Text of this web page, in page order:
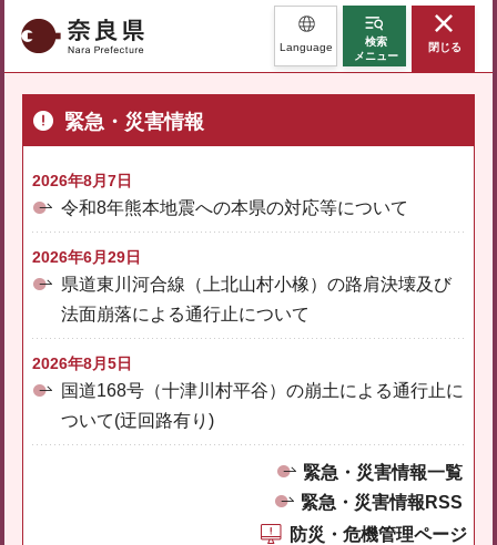
奈良県 Language
検索
メニュー
閉じる
緊急・災害情報
2026年8月7日
令和8年熊本地震への本県の対応等について
2026年6月29日
県道東川河合線（上北山村小橡）の路肩決壊及び
法面崩落による通行止について
2026年8月5日
国道168号（十津川村平谷）の崩土による通行止に
ついて(迂回路有り)
緊急・災害情報一覧
緊急・災害情報RSS
防災・危機管理ページ